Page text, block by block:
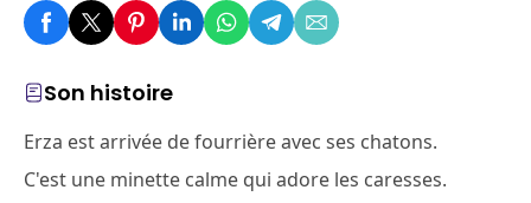
Son histoire
Erza est arrivée de fourrière avec ses chatons.
C'est une minette calme qui adore les caresses.